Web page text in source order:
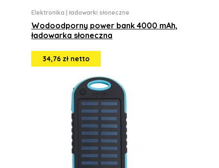
Elektronika ładowarki słoneczne
Wodoodporny power bank 4000 mAh,
ładowarka słoneczna
34,76 zł netto